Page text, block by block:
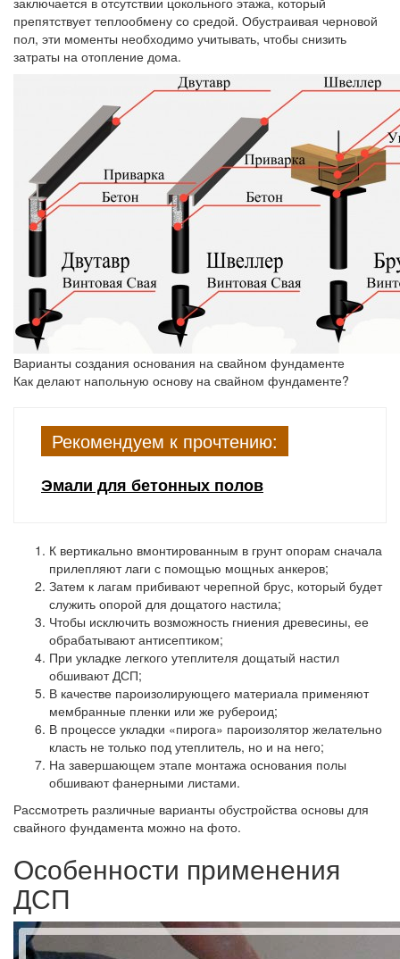
препятствует теплообмену со средой. Обустраивая черновой
пол, эти моменты необходимо учитывать, чтобы снизить
затраты на отопление дома.
Варианты создания основания на свайном фундаменте
Как делают напольную основу на свайном фундаменте?
Рекомендуем к прочтению:
Эмали для бетонных полов
К вертикально вмонтированным в грунт опорам сначала
прилепляют лаги с помощью мощных анкеров;
Затем к лагам прибивают черепной брус, который будет
служить опорой для дощатого настила;
Чтобы исключить возможность гниения древесины, ее
обрабатывают антисептиком;
При укладке легкого утеплителя дощатый настил
обшивают ДСП;
В качестве пароизолирующего материала применяют
мембранные пленки или же рубероид;
В процессе укладки «пирога» пароизолятор желательно
класть не только под утеплитель, но и на него;
На завершающем этапе монтажа основания полы
обшивают фанерными листами.
Рассмотреть различные варианты обустройства основы для
свайного фундамента можно на фото.
Особенности применения
ДСП